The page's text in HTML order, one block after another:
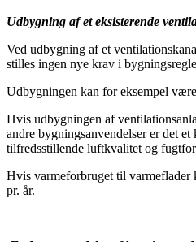
Udbygning af et eksisterende
Ved udbygning af et
stilles ingen nye krav i
Udbygningen kan for eksempel
Hvis udbygningen af
andre bygningsanvendelser er det
tilfredsstillende luftkvalitet og
Hvis varmeforbruget til varmeflader
pr. år.